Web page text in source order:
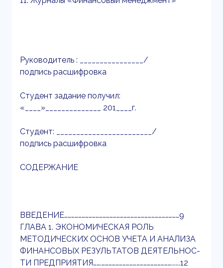
Руководитель : ________________/
подпись расшифровка
Студент задание получил:
«____»______________ 201____г.
Студент: ________________________/
подпись расшифровка
СОДЕРЖАНИЕ
ВВЕДЕНИЕ………………………………………………………………………………………9
ГЛАВА 1. ЭКОНОМИЧЕСКАЯ РОЛЬ
МЕТОДИЧЕСКИХ ОСНОВ УЧЕТА И АНАЛИЗА
ФИНАНСОВЫХ РЕЗУЛЬТАТОВ ДЕЯТЕЛЬНОС-
ТИ ПРЕДПРИЯТИЯ…….……………………………………………………......12